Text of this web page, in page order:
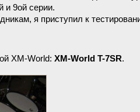
и 9ой серии.
я приступил к
ХM-World: XM-World T-7SR.